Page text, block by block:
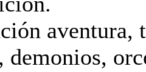
aventura,
demonios,